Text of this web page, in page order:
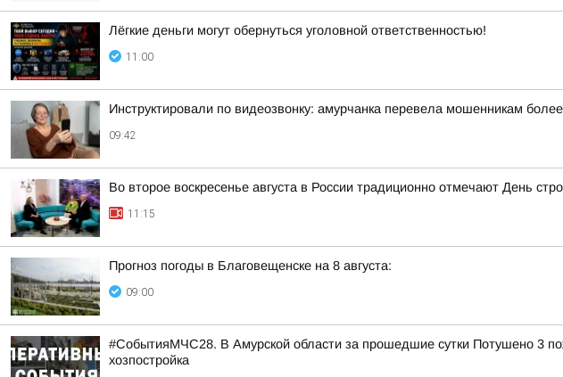
Лёгкие деньги могут обернуться уголовной ответственностью!
11:00
Инструктировали по видеозвонку: амурчанка перевела мошенникам
09:42
Во второе воскресенье августа в России традиционно отмечают День
11:15
Прогноз погоды в Благовещенске на 8 августа:
09:00
#СобытияМЧС28. В Амурской области за прошедшие сутки Потушено 3
хозпостройка